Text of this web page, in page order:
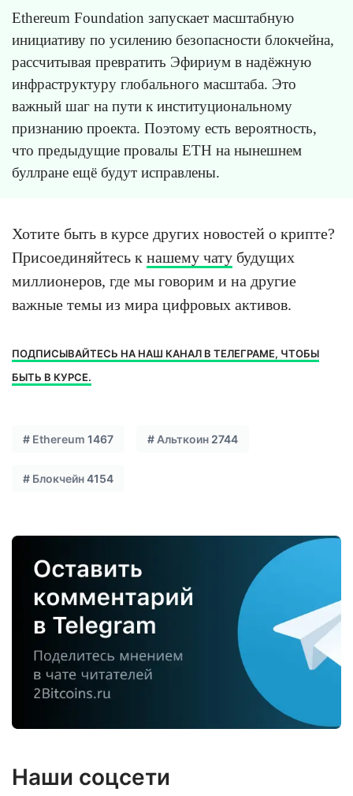
Ethereum Foundation запускает масштабную
инициативу по усилению безопасности блокчейна,
рассчитывая превратить Эфириум в надёжную
инфраструктуру глобального масштаба. Это
важный шаг на пути к институциональному
признанию проекта. Поэтому есть вероятность,
что предыдущие провалы ETH на нынешнем
буллране ещё будут исправлены.
Хотите быть в курсе других новостей о крипте?
Присоединяйтесь к нашему чату будущих
миллионеров, где мы говорим и на другие
важные темы из мира цифровых активов.
ПОДПИСЫВАЙТЕСЬ НА НАШ КАНАЛ В ТЕЛЕГРАМЕ, ЧТОБЫ
БЫТЬ В КУРСЕ.
# Ethereum 1467 # Альткоин 2744
# Блокчейн4154
Наши соцсети